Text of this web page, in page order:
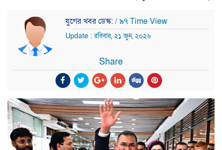
যুগের খবর ডেস্ক:/ ৯৭ Time View
Update : রবিবার, ২১ জুন, ২০২৬
Share